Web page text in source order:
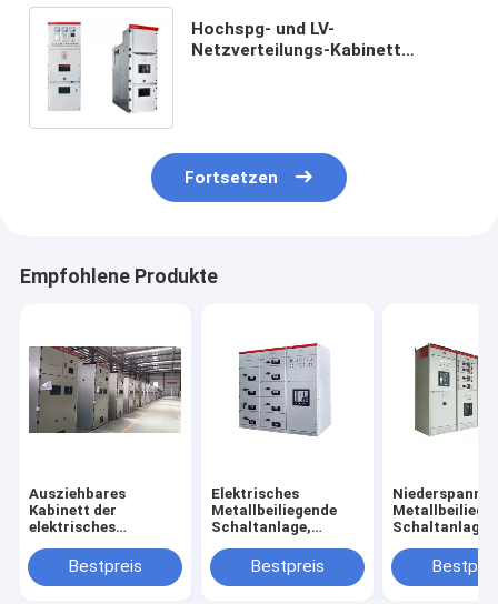
Hochspg- und LV-
Netzverteilungs-Kabinett
Fortsetzen
Empfohlene Produkte
Ausziehbares
Kabinett der
elektrisches
Schaltanlagen-
Netzverteilungs-
Bestpreis
Elektrisches
Metallbeiliegende
Schaltanlage,
zurücknehmbare
Schaltanlage MNS
Bestpreis
Schaltanlage
ISO9001